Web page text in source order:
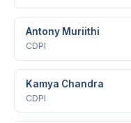
Antony Muriithi
CDPI
Kamya Chandra
CDPI